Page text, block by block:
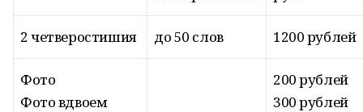
2 четверостишия до 50 слов 1200 рублей
Фото
Фото вдвоем
200 рублей
300 рублей